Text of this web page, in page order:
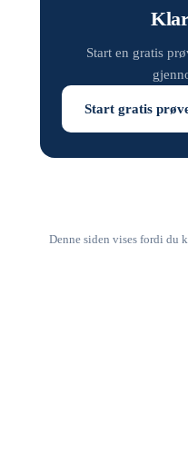
Start en gratis
Start gratis
Denne siden vises fordi du